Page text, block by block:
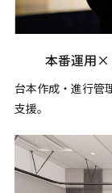
本番運用×
台本作成・進行管
支援。